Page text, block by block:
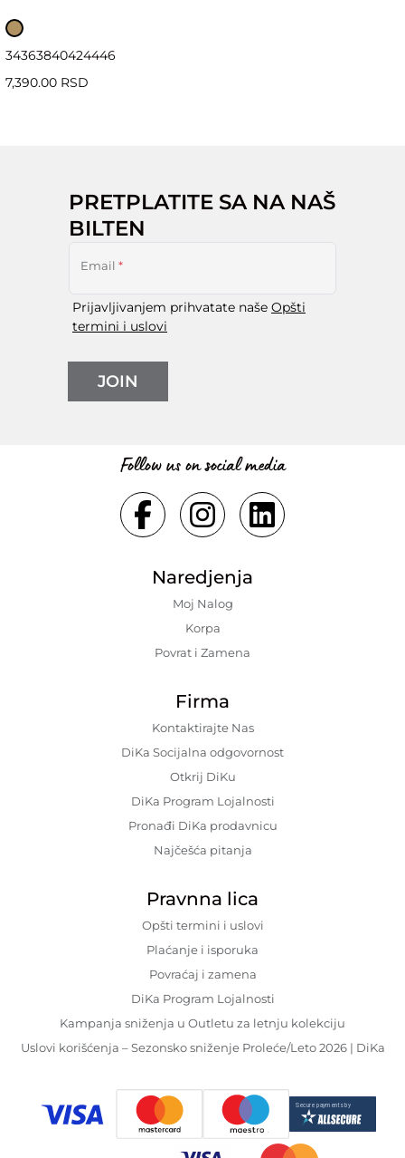
34363840424446
7,390.00 RSD
PRETPLATITE SA NA NAŠ
BILTEN
Email *
Prijavljivanjem prihvatate naše Opšti
termini i uslovi
JOIN
Follow us on social media
Naredjenja
Moj Nalog
Korpa
Povrat i Zamena
Firma
Kontaktirajte Nas
DiKa Socijalna odgovornost
Otkrij DiKu
DiKa Program Lojalnosti
Pronađi DiKa prodavnicu
Najčešća pitanja
Pravnna lica
Opšti termini i uslovi
Plaćanje i isporuka
Povraćaj i zamena
DiKa Program Lojalnosti
Kampanja sniženja u Outletu za letnju kolekciju
Uslovi korišćenja – Sezonsko sniženje Proleće/Leto 2026 | DiKa